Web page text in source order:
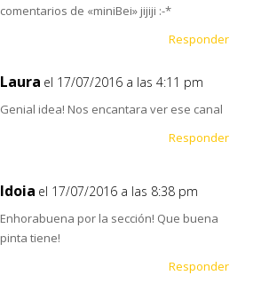
comentarios de «miniBei» jijiji :-*
Responder
Laura el 17/07/2016 a las 4:11 pm
Genial idea! Nos encantara ver ese canal
Responder
Idoia el 17/07/2016 a las 8:38 pm
Enhorabuena por la sección! Que buena
pinta tiene!
Responder